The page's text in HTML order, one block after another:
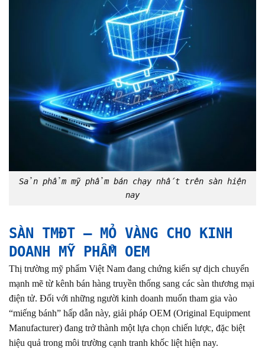
Sản phẩm mỹ phẩm bán chạy nhất trên sàn hiện
nay
SÀN TMĐT – MỎ VÀNG CHO KINH
DOANH MỸ PHẨM OEM
Thị trường mỹ phẩm Việt Nam đang chứng kiến sự dịch chuyển
mạnh mẽ từ kênh bán hàng truyền thống sang các sàn thương mại
điện tử. Đối với những người kinh doanh muốn tham gia vào
“miếng bánh” hấp dẫn này, giải pháp OEM (Original Equipment
Manufacturer) đang trở thành một lựa chọn chiến lược, đặc biệt
hiệu quả trong môi trường cạnh tranh khốc liệt hiện nay.